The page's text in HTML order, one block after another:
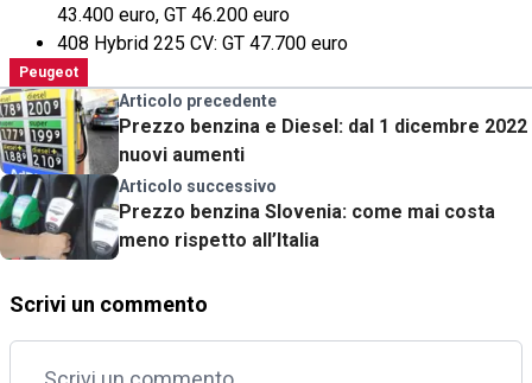
43.400 euro, GT 46.200 euro
408 Hybrid 225 CV: GT 47.700 euro
Peugeot
Articolo precedente
Prezzo benzina e Diesel: dal 1 dicembre 2022
nuovi aumenti
Articolo successivo
Prezzo benzina Slovenia: come mai costa
meno rispetto all’Italia
Scrivi un commento